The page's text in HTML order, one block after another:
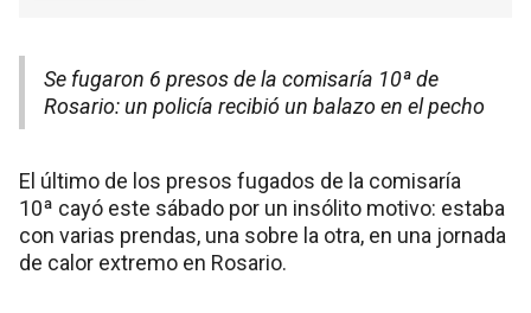
Se fugaron 6 presos de la comisaría 10ª de
Rosario: un policía recibió un balazo en el pecho
El último de los presos fugados de la comisaría
10ª cayó este sábado por un insólito motivo: estaba
con varias prendas, una sobre la otra, en una jornada
de calor extremo en Rosario.